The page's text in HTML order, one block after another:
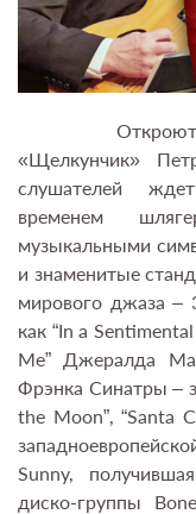
Откроют
«Щелкунчик»
слушателей
временем
музыкальными
и знаменитые
мирового джаза –
как “In a
Me” Джералда
Фрэнка Синатры –
the Moon”, “Santa
Sunny,
диско-группы